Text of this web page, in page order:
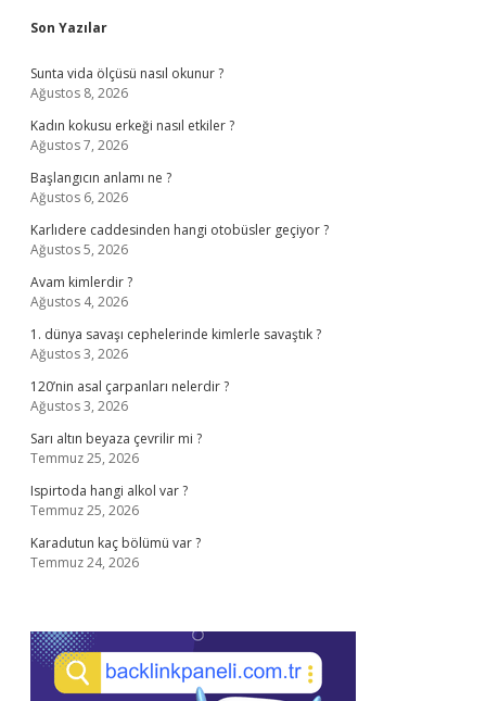
Sidebar
Son Yazılar
Sunta vida ölçüsü nasıl okunur ?
Ağustos 8, 2026
Kadın kokusu erkeği nasıl etkiler ?
Ağustos 7, 2026
Başlangıcın anlamı ne ?
Ağustos 6, 2026
Karlıdere caddesinden hangi otobüsler geçiyor ?
Ağustos 5, 2026
Avam kimlerdir ?
Ağustos 4, 2026
1. dünya savaşı cephelerinde kimlerle savaştık ?
Ağustos 3, 2026
120’nin asal çarpanları nelerdir ?
Ağustos 3, 2026
Sarı altın beyaza çevrilir mi ?
Temmuz 25, 2026
Ispirtoda hangi alkol var ?
Temmuz 25, 2026
Karadutun kaç bölümü var ?
Temmuz 24, 2026